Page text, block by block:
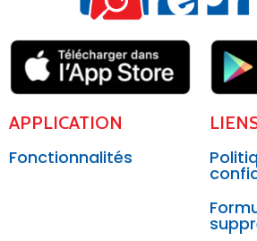
APPLICATION
Fonctionnalités